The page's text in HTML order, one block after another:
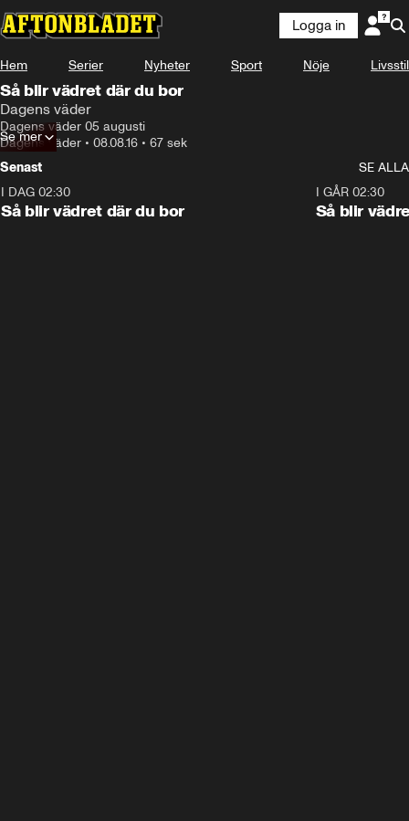
Logga in
Hem Serier Nyheter Sport Nöje Livsstil
Så blir vädret där du bor
Dagens väder
Dagens väder 05 augusti
Dagens väder • 08.08.16 • 67 sek
Se mer
Senast
SE ALLA
I DAG 02:30
Så blir vädret där du bor
I GÅR 02:30
Så blir